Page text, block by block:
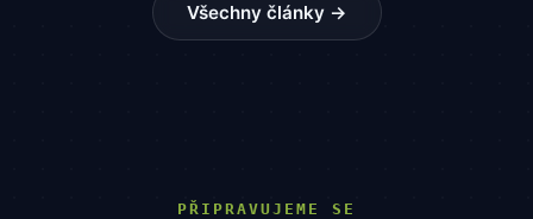
Všechny články →
PŘIPRAVUJEME SE